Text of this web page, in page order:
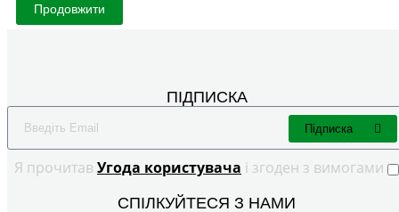
Продовжити
ПІДПИСКА
Я прочитав Угода користувача і згоден з вимогами
Підписка
СПІЛКУЙТЕСЯ З НАМИ